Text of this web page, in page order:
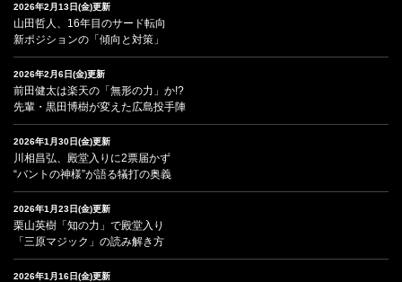
2026年2月13日(金)更新
山田哲人、16年目のサード転向
新ポジションの「傾向と対策」
2026年2月6日(金)更新
前田健太は楽天の「無形の力」か!?
先輩・黒田博樹が変えた広島投手陣
2026年1月30日(金)更新
川相昌弘、殿堂入りに2票届かず
“バントの神様”が語る犠打の奥義
2026年1月23日(金)更新
栗山英樹「知の力」で殿堂入り
「三原マジック」の読み解き方
2026年1月16日(金)更新